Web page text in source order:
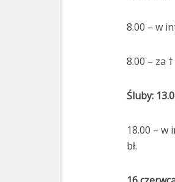
8.00 – w
8.00 – za
Śluby: 13.
18.00 – w
bł.